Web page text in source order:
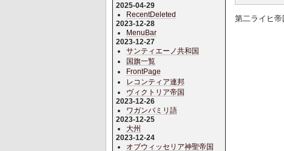
第二ライヒ帝
2025-04-29
RecentDeleted
2023-12-28
MenuBar
2023-12-27
サンティエーノ共和国
国旗一覧
FrontPage
レコンティア連邦
ヴィクトリア帝国
2023-12-26
ワガンバミリ語
2023-12-25
大州
2023-12-24
オブウィッセリア神聖帝国